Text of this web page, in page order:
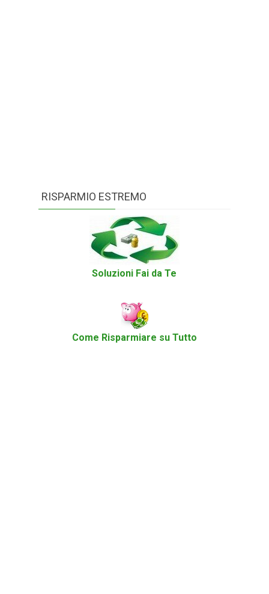
RISPARMIO ESTREMO
Soluzioni Fai da Te
Come Risparmiare su Tutto